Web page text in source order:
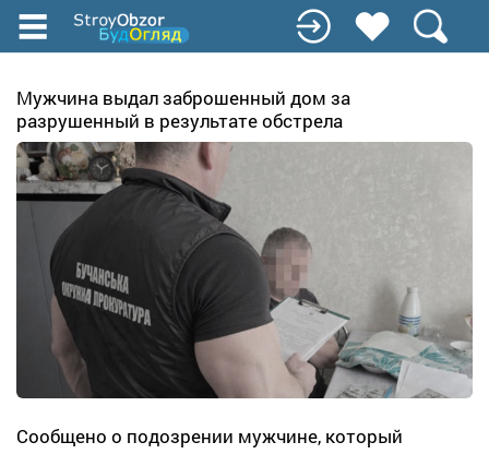
Перейти
содержанию
Мужчина выдал заброшенный дом за
разрушенный в результате обстрела
Сообщено о подозрении мужчине, который